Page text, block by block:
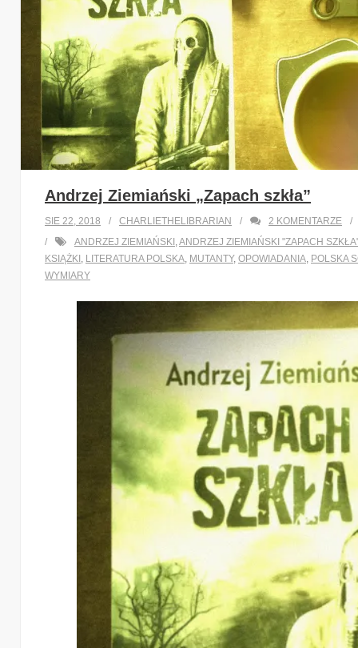
Andrzej Ziemiański „Zapach szkła”
SIE 22, 2018 CHARLIETHELIBRARIAN 2 KOMENTARZE
ANDRZEJ ZIEMIAŃSKI ,ANDRZEJ ZIEMIAŃSKI "ZAPACH
KSIĄŻKI , LITERATURA POLSKA, MUTANTY, OPOWIADANIA, POLSKA
WYMIARY